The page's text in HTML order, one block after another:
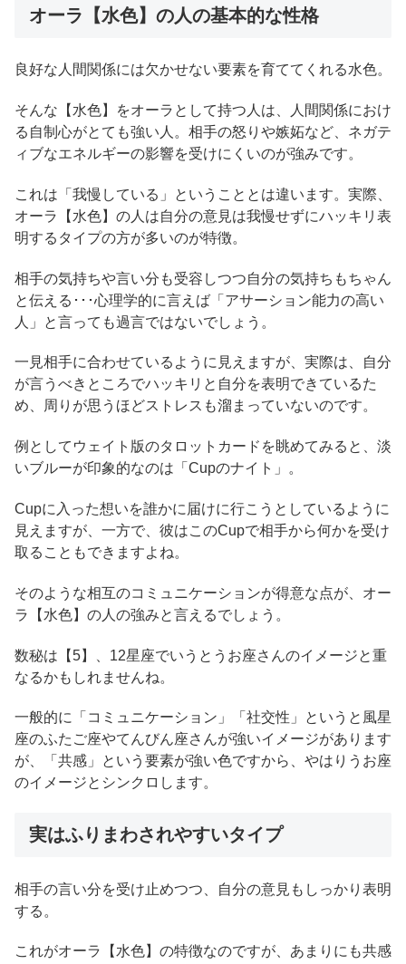
オーラ【水色】の人の基本的な性格
良好な人間関係には欠かせない要素を育ててくれる水色。
そんな【水色】をオーラとして持つ人は、人間関係におけ
る自制心がとても強い人。相手の怒りや嫉妬など、ネガテ
ィブなエネルギーの影響を受けにくいのが強みです。
これは「我慢している」ということとは違います。実際、
オーラ【水色】の人は自分の意見は我慢せずにハッキリ表
明するタイプの方が多いのが特徴。
相手の気持ちや言い分も受容しつつ自分の気持ちもちゃん
と伝える･･･心理学的に言えば「アサーション能力の高い
人」と言っても過言ではないでしょう。
一見相手に合わせているように見えますが、実際は、自分
が言うべきところでハッキリと自分を表明できているた
め、周りが思うほどストレスも溜まっていないのです。
例としてウェイト版のタロットカードを眺めてみると、淡
いブルーが印象的なのは「Cupのナイト」。
Cupに入った想いを誰かに届けに行こうとしているように
見えますが、一方で、彼はこのCupで相手から何かを受け
取ることもできますよね。
そのような相互のコミュニケーションが得意な点が、オー
ラ【水色】の人の強みと言えるでしょう。
数秘は【5】、12星座でいうとうお座さんのイメージと重
なるかもしれませんね。
一般的に「コミュニケーション」「社交性」というと風星
座のふたご座やてんびん座さんが強いイメージがあります
が、「共感」という要素が強い色ですから、やはりうお座
のイメージとシンクロします。
実はふりまわされやすいタイプ
相手の言い分を受け止めつつ、自分の意見もしっかり表明
する。
これがオーラ【水色】の特徴なのですが、あまりにも共感